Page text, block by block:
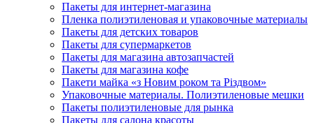
Пакеты для интернет-магазина
Пленка полиэтиленовая и упаковочные материалы
Пакеты для детских товаров
Пакеты для супермаркетов
Пакеты для магазина автозапчастей
Пакеты для магазина кофе
Пакети майка «з Новим роком та Різдвом»
Упаковочные материалы. Полиэтиленовые мешки
Пакеты полиэтиленовые для рынка
Пакеты для салона красоты